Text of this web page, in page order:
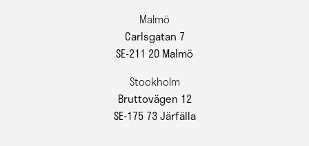
Malmö
Carlsgatan 7
SE-211 20 Malmö
Stockholm
Bruttovägen 12
SE-175 73 Järfälla